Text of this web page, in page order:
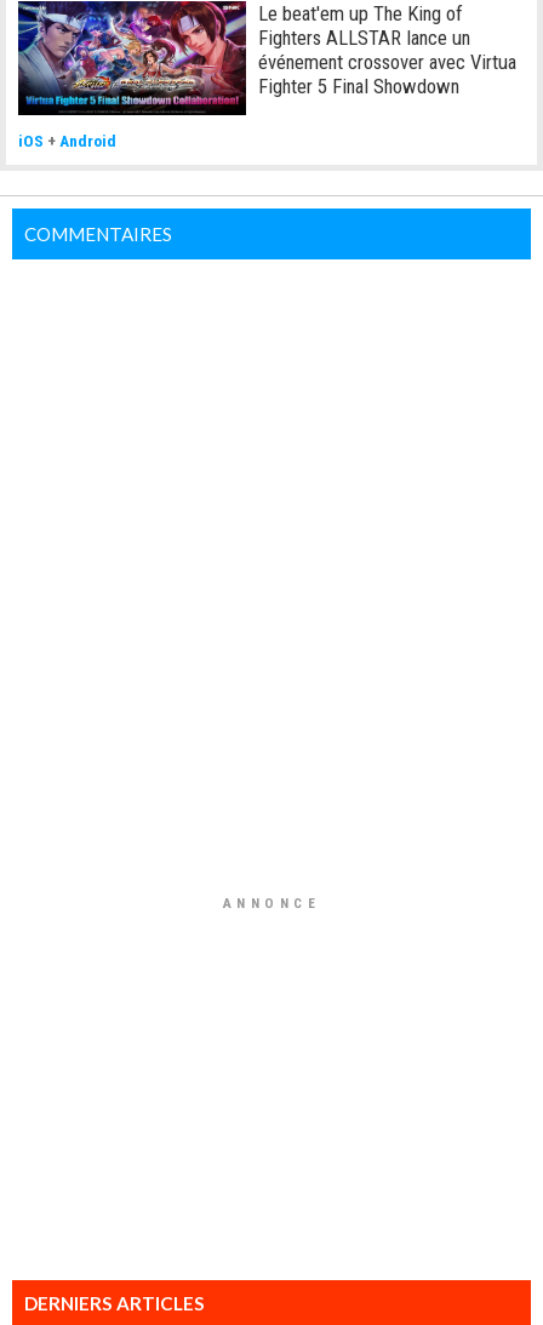
Le beat'em up The King of
Fighters ALLSTAR lance un
événement crossover avec Virtua
Fighter 5 Final Showdown
iOS + Android
COMMENTAIRES
ANNONCE
DERNIERS ARTICLES